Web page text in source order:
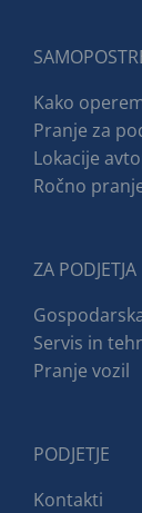
Kako
Pranje za
Lokacije
Ročno
ZA PODJETJA
Servis in
Pranje vozil
PODJETJE
Kontakti